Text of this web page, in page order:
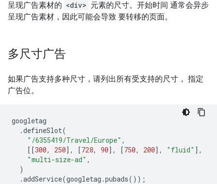
呈现广告素材的 <div> 元素的尺寸。开始时间 通常会异步
呈现广告素材，因此可能会导致 要转移的页面。
多尺寸广告
如果广告支持多种尺寸，请列出所有受支持的尺寸， 指定
广告位。
googletag
.defineSlot(
"/6355419/Travel/Europe" ,
[[300, 250], [728, 90], [750, 200], "fluid" ],
"multi-size-ad" ,
)
.addService(googletag .pubads());